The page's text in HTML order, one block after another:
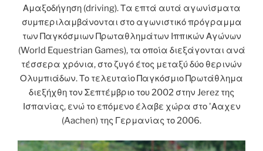
Αμαξοδήγηση (driving). Τα επτά αυτά αγωνίσματα
συμπεριλαμβάνονται στο αγωνιστικό πρόγραμμα
των Παγκόσμιων Πρωταθλημάτων Ιππικών Αγώνων
(World Equestrian Games), τα οποία διεξάγονται ανά
τέσσερα χρόνια, στο ζυγό έτος μεταξύ δύο θερινών
Ολυμπιάδων. Το τελευταίο Παγκόσμιο Πρωτάθλημα
διεξήχθη τον Σεπτέμβριο του 2002 στην Jerez της
Ισπανίας, ενώ το επόμενο έλαβε χώρα στο 'Ααχεν
(Aachen) της Γερμανίας το 2006.